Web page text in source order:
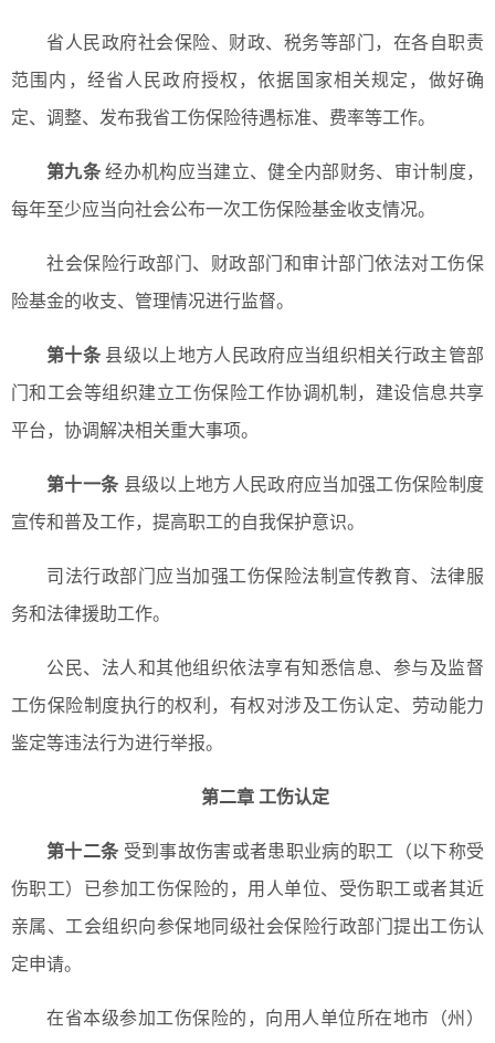
省人民政府社会保险、财政、税务等部门，在各自职责
范围内，经省人民政府授权，依据国家相关规定，做好确
定、调整、发布我省工伤保险待遇标准、费率等工作。
第九条经办机构应当建立、健全内部财务、审计制度，
每年至少应当向社会公布一次工伤保险基金收支情况。
社会保险行政部门、财政部门和审计部门依法对工伤保
险基金的收支、管理情况进行监督。
第十条 县级以上地方人民政府应当组织相关行政主管部
门和工会等组织建立工伤保险工作协调机制，建设信息共享
平台，协调解决相关重大事项。
第十一条 县级以上地方人民政府应当加强工伤保险制度
宣传和普及工作，提高职工的自我保护意识。
司法行政部门应当加强工伤保险法制宣传教育、法律服
务和法律援助工作。
公民、法人和其他组织依法享有知悉信息、参与及监督
工伤保险制度执行的权利，有权对涉及工伤认定、劳动能力
鉴定等违法行为进行举报。
第二章 工伤认定
第十二条 受到事故伤害或者患职业病的职工（以下称受
伤职工）已参加工伤保险的，用人单位、受伤职工或者其近
亲属、工会组织向参保地同级社会保险行政部门提出工伤认
定申请。
在省本级参加工伤保险的，向用人单位所在地市（州）